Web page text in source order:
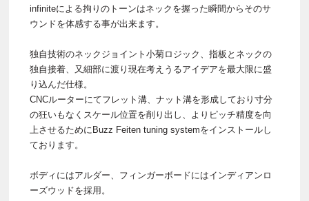
infiniteによる拘りのトーンはネックを握った瞬間からそのサ
ウンドを体感する事が出来ます。
独自技術のネックジョイント小菊ロジック、指板とネックの
独自接着、又細部に渡り現在考えうるアイデアを最大限に盛
り込んだ仕様。
CNCルーターにてフレット溝、ナット溝を形成しており寸分
の狂いもなくスケール位置を削り出し、よりピッチ精度を向
上させるためにBuzz Feiten tuning systemをインストールし
ております。
ボディにはアルダー、フィンガーボードにはインディアンロ
ーズウッドを採用。